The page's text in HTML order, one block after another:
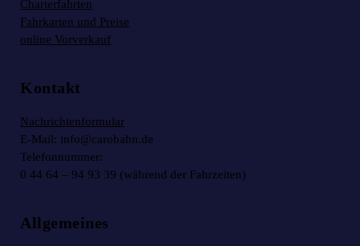
Charterfahrten
Fahrkarten und Preise
online Vorverkauf
Kontakt
Nachrichtenformular
E-Mail: info@carobahn.de
Telefonnummer:
0 44 64 – 94 93 39 (während der Fahrzeiten)
Allgemeines